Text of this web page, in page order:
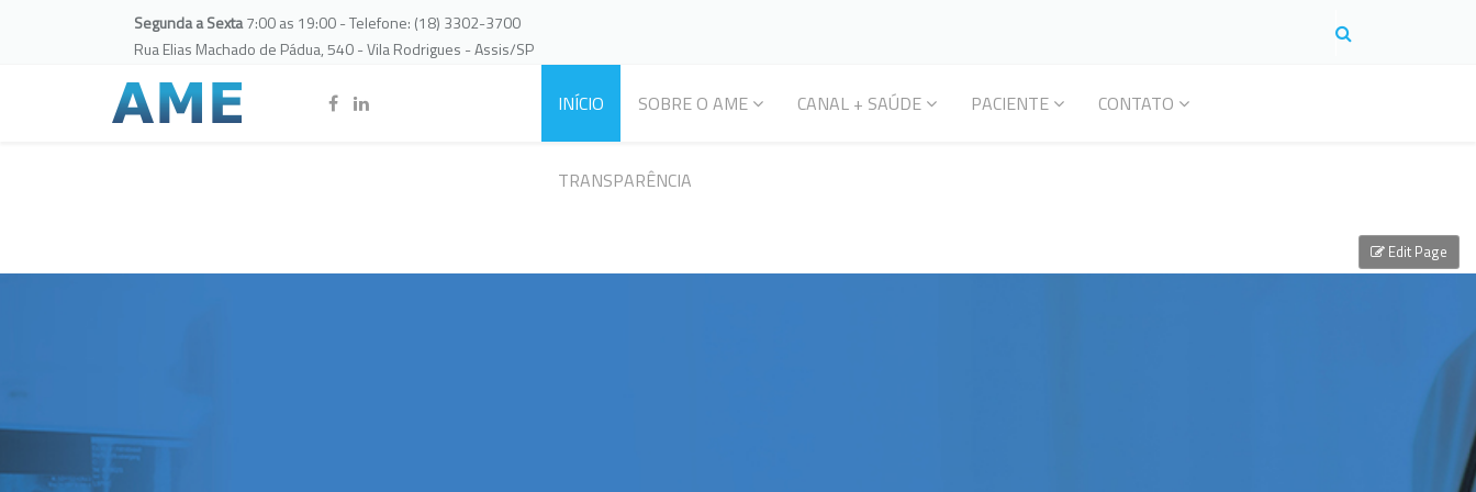
Segunda a Sexta7:00 as 19:00 - Telefone: (18) 3302-3700
Rua Elias Machado de Pádua, 540 - Vila Rodrigues - Assis/SP
INÍCIO SOBRE O AME CANAL + SAÚDE PACIENTE CONTATO
TRANSPARÊNCIA
Edit Page